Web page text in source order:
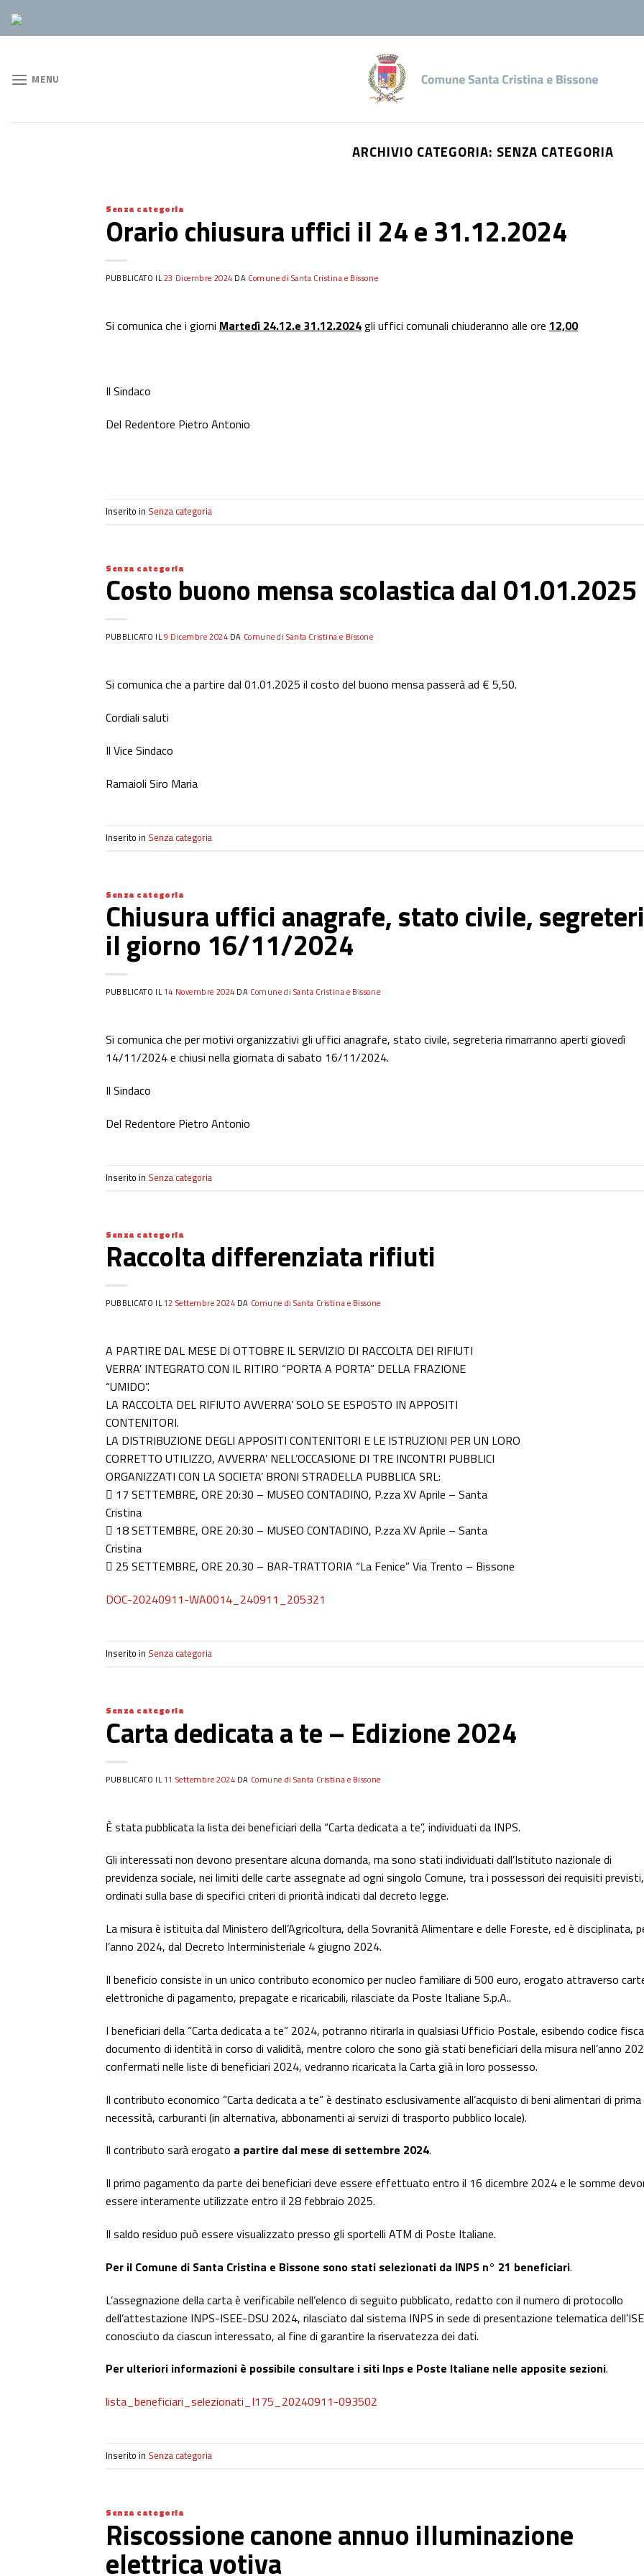
to
MENU
ARCHIVIO CATEGORIA: SENZA CATEGORIA
Senza categoria
Orario chiusura uffici il 24 e 31.12.2024
PUBBLICATO IL23 Dicembre 2024 DA Comune di Santa Cristina e Bissone
Si comunica che i giorni Martedì 24.12.e 31.12.2024gli uffici comunali chiuderanno alle ore 12,00
Il Sindaco
Del Redentore Pietro Antonio
Inserito in Senza categoria
Senza categoria
Costo buono mensa scolastica dal 01.01.2025
PUBBLICATO IL9 Dicembre 2024 DA Comune di Santa Cristina e Bissone
Si comunica che a partire dal 01.01.2025 il costo del buono mensa passerà ad € 5,50.
Cordiali saluti
Il Vice Sindaco
Ramaioli Siro Maria
Inserito in Senza categoria
Senza categoria
Chiusura uffici anagrafe, stato civile,
il giorno 16/11/2024
PUBBLICATO IL14 Novembre 2024 DA Comune di Santa Cristina e Bissone
Si comunica che per motivi organizzativi gli uffici anagrafe, stato civile, segreteria rimarranno aperti giovedì
14/11/2024 e chiusi nella giornata di sabato 16/11/2024.
Il Sindaco
Del Redentore Pietro Antonio
Inserito in Senza categoria
Senza categoria
Raccolta differenziata rifiuti
PUBBLICATO IL12 Settembre 2024 DA Comune di Santa Cristina e Bissone
A PARTIRE DAL MESE DI OTTOBRE IL SERVIZIO DI RACCOLTA DEI RIFIUTI
VERRA’ INTEGRATO CON IL RITIRO “PORTA A PORTA” DELLA FRAZIONE
“UMIDO”.
LA RACCOLTA DEL RIFIUTO AVVERRA’ SOLO SE ESPOSTO IN APPOSITI
CONTENITORI.
LA DISTRIBUZIONE DEGLI APPOSITI CONTENITORI E LE ISTRUZIONI PER UN LORO
CORRETTO UTILIZZO, AVVERRA’ NELL’OCCASIONE DI TRE INCONTRI PUBBLICI
ORGANIZZATI CON LA SOCIETA’ BRONI STRADELLA PUBBLICA SRL:
 17 SETTEMBRE, ORE 20:30 – MUSEO CONTADINO, P.zza XV Aprile – Santa
Cristina
 18 SETTEMBRE, ORE 20:30 – MUSEO CONTADINO, P.zza XV Aprile – Santa
Cristina
 25 SETTEMBRE, ORE 20.30 – BAR-TRATTORIA “La Fenice” Via Trento – Bissone
DOC-20240911-WA0014_240911_205321
Inserito in Senza categoria
Senza categoria
Carta dedicata a te – Edizione 2024
PUBBLICATO IL11 Settembre 2024 DA Comune di Santa Cristina e Bissone
È stata pubblicata la lista dei beneficiari della “Carta dedicata a te”, individuati da INPS.
Gli interessati non devono presentare alcuna domanda, ma sono stati individuati dall’Istituto nazionale di
previdenza sociale, nei limiti delle carte assegnate ad ogni singolo Comune, tra i possessori dei requisiti previsti,
ordinati sulla base di specifici criteri di priorità indicati dal decreto legge.
La misura è istituita dal Ministero dell’Agricoltura, della Sovranità Alimentare e delle Foreste, ed è disciplinata,
l’anno 2024, dal Decreto Interministeriale 4 giugno 2024.
Il beneficio consiste in un unico contributo economico per nucleo familiare di 500 euro, erogato attraverso
elettroniche di pagamento, prepagate e ricaricabili, rilasciate da Poste Italiane S.p.A..
I beneficiari della “Carta dedicata a te” 2024, potranno ritirarla in qualsiasi Ufficio Postale, esibendo codice
documento di identità in corso di validità, mentre coloro che sono già stati beneficiari della misura nell’anno
confermati nelle liste di beneficiari 2024, vedranno ricaricata la Carta già in loro possesso.
Il contributo economico “Carta dedicata a te” è destinato esclusivamente all’acquisto di beni alimentari di prima
necessità, carburanti (in alternativa, abbonamenti ai servizi di trasporto pubblico locale).
Il contributo sarà erogato a partire dal mese di settembre 2024.
Il primo pagamento da parte dei beneficiari deve essere effettuato entro il 16 dicembre 2024 e le somme
essere interamente utilizzate entro il 28 febbraio 2025.
Il saldo residuo può essere visualizzato presso gli sportelli ATM di Poste Italiane.
Per il Comune di Santa Cristina e Bissone sono stati selezionati da INPS n° 21 beneficiari.
L’assegnazione della carta è verificabile nell’elenco di seguito pubblicato, redatto con il numero di protocollo
dell’attestazione INPS-ISEE-DSU 2024, rilasciato dal sistema INPS in sede di presentazione telematica
conosciuto da ciascun interessato, al fine di garantire la riservatezza dei dati.
Per ulteriori informazioni è possibile consultare i siti Inps e Poste Italiane nelle apposite sezioni.
lista_beneficiari_selezionati_I175_20240911-093502
Inserito in Senza categoria
Senza categoria
Riscossione canone annuo illuminazione
elettrica votiva